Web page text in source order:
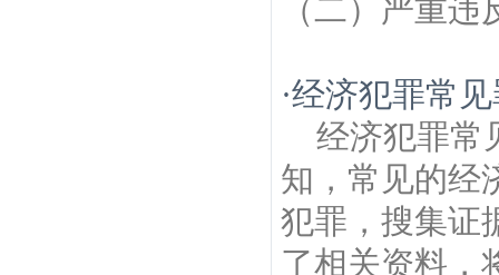
（二）严重
·经济犯罪常
经济犯罪常
知，常见的经
犯罪，搜集证
了相关资料，